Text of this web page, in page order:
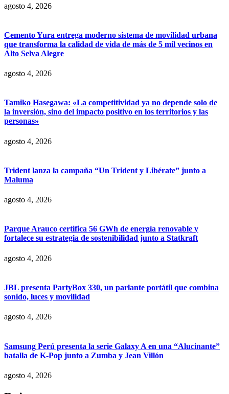
agosto 4, 2026
Cemento Yura entrega moderno sistema de movilidad urbana
que transforma la calidad de vida de más de 5 mil vecinos en
Alto Selva Alegre
agosto 4, 2026
Tamiko Hasegawa: «La competitividad ya no depende solo de
la inversión, sino del impacto positivo en los territorios y las
personas»
agosto 4, 2026
Trident lanza la campaña “Un Trident y Libérate” junto a
Maluma
agosto 4, 2026
Parque Arauco certifica 56 GWh de energía renovable y
fortalece su estrategia de sostenibilidad junto a Statkraft
agosto 4, 2026
JBL presenta PartyBox 330, un parlante portátil que combina
sonido, luces y movilidad
agosto 4, 2026
Samsung Perú presenta la serie Galaxy A en una “Alucinante”
batalla de K-Pop junto a Zumba y Jean Villón
agosto 4, 2026